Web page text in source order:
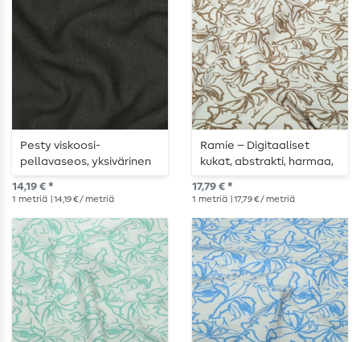
Pesty viskoosi-
pellavaseos, yksivärinen
– armeijanvihreä
14,19 € *
1 metriä | 14,19 € / metriä
Ramie – Digitaaliset
kukat, abstrakti, harmaa,
ruskea
17,79 € *
1 metriä | 17,79 € / metriä